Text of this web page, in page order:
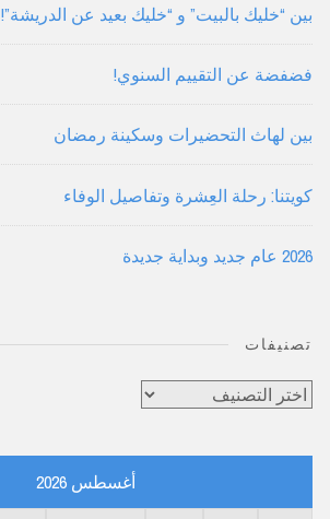
بين “خليك بالبيت” و “خليك بعيد عن الدريشة”!
فضفضة عن التقييم السنوي!
بين لهاث التحضيرات وسكينة رمضان
كويتنا: رحلة العِشرة وتفاصيل الوفاء
2026 عام جديد وبداية جديدة
تصنيفات
تصنيفات
أغسطس 2026